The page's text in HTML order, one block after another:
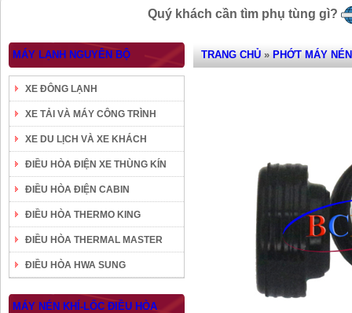
Quý khách cần tìm phụ tùng gì?
MÁY LẠNH NGUYÊN BỘ
XE ĐÔNG LẠNH
XE TẢI VÀ MÁY CÔNG TRÌNH
XE DU LỊCH VÀ XE KHÁCH
ĐIỀU HÒA ĐIỆN XE THÙNG KÍN
ĐIỀU HÒA ĐIỆN CABIN
ĐIỀU HÒA THERMO KING
ĐIỀU HÒA THERMAL MASTER
ĐIỀU HÒA HWA SUNG
MÁY NÉN KHÍ-LỐC ĐIỀU HÒA
TRANG CHỦ » PHỚT MÁY